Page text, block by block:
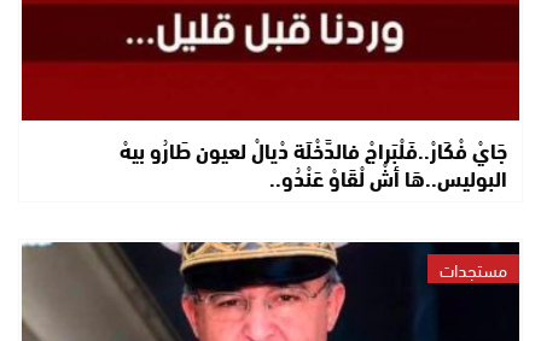
جَايْ فْكَارْ..فَلْبَراجْ فالدَّخْلَة دْيالْ لعيون طَارُو بيهْ
البوليس..هَا أشْ لْقَاوْ عَنْدُو..
مستجدات